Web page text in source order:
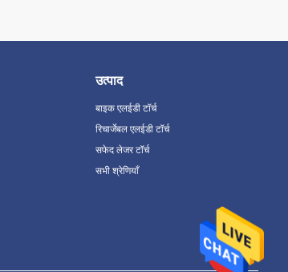
उत्पाद
बाइक एलईडी टॉर्च
रिचार्जेबल एलईडी टॉर्च
सफेद लेजर टॉर्च
सभी श्रेणियाँ